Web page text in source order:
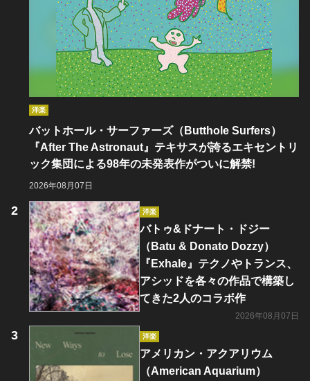
洋楽
バットホール・サーファーズ（Butthole Surfers）
『After The Astronaut』テキサスが誇るエキセントリ
ック集団による98年の未発表作がついに解禁!
2026年08月07日
洋楽
バトゥ&ドナート・ドジー
（Batu & Donato Dozzy）
『Exhale』テクノやトランス、
アシッドを各々の作品で構築し
てきた2人のコラボ作
2026年08月07日
洋楽
アメリカン・アクアリウム
（American Aquarium）